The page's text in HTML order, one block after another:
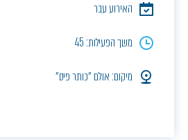
האירוע עבר
משך הפעילות: 45
מיקום: אולם ״כותר פיס״